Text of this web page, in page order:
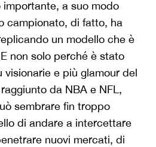
a suo modo
campionato, di fatto, ha
un modello che è
non solo perché è stato
e più glamour del
da NBA e NFL,
sembrare fin troppo
di andare a intercettare
nuovi mercati, di